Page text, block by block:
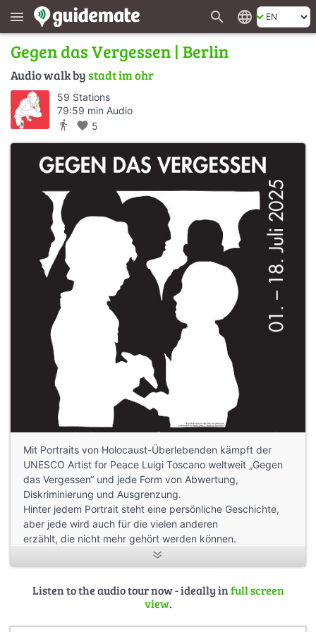
menu search language
Gegen das Vergessen | Berlin
Audio walk bystadt im ohr
59 Stations
79:59 min Audio
directions_walk favorite 5
Mit Portraits von Holocaust-Überlebenden kämpft der
UNESCO Artist for Peace Luigi Toscano weltweit „Gegen
das Vergessen“ und jede Form von Abwertung,
Diskriminierung und Ausgrenzung.
Hinter jedem Portrait steht eine persönliche Geschichte,
aber jede wird auch für die vielen anderen
erzählt, die nicht mehr gehört werden können.
Wie können wir verhindern, dass so etwas je wieder
Mit dieser und weiteren Fragen haben sich in Vorbereitung
auf die Ausstellung Schülerinnen und Schüler aus
Listen to the audio tour now - ideally infull screen
view.